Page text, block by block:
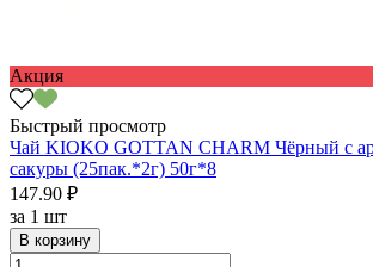
Акция
Быстрый просмотр
Чай KIOKO GOTTAN CHARM Чёрный с
сакуры (25пак.*2г) 50г*8
147.90 ₽
за 1 шт
В корзину